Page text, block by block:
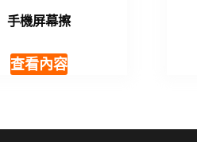
手機屏幕擦
查看內容